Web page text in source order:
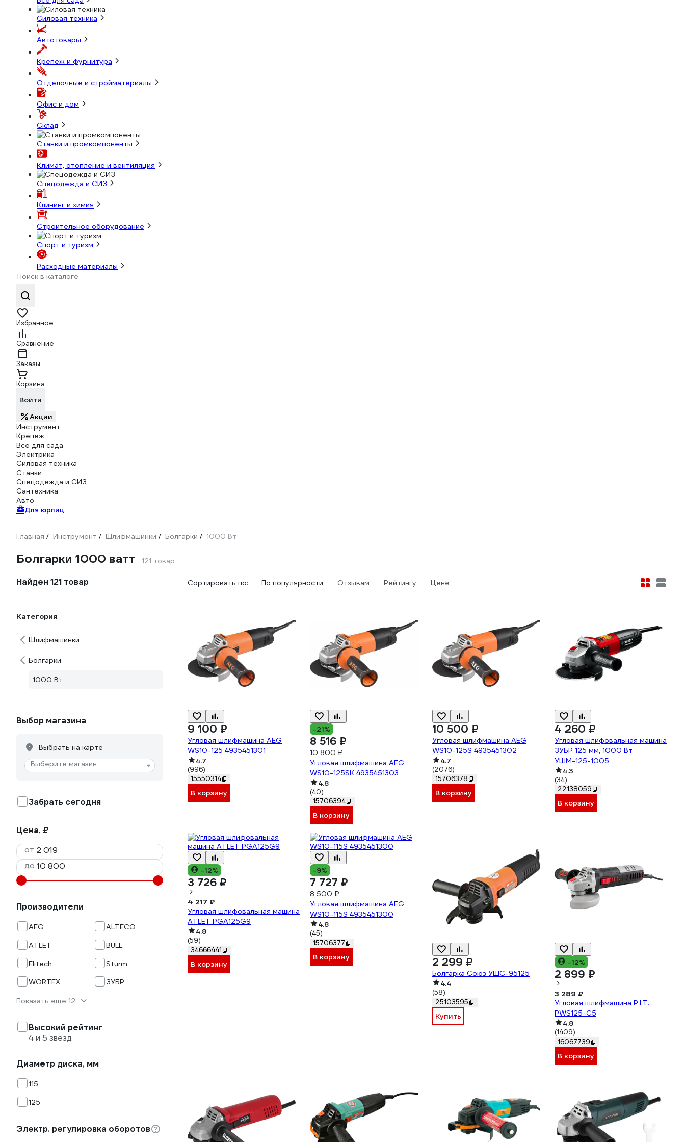
Силовая техника
Автотовары
Крепёж и фурнитура
Отделочные и стройматериалы
Офис и дом
Склад
Станки и промкомпоненты
Климат, отопление и вентиляция
Спецодежда и СИЗ
Клининг и химия
Строительное оборудование
Спорт и туризм
Расходные материалы
Избранное
Сравнение
Заказы
Корзина
Войти
Акции
Инструмент
Крепеж
Всё для сада
Электрика
Силовая техника
Станки
Спецодежда и СИЗ
Сантехника
Авто
Для юрлиц
Главная / Инструмент / Шлифмашинки / Болгарки / 1000 Вт
Болгарки 1000 ватт 121 товар
Найден 121 товар
Категория
Шлифмашинки
Болгарки
1000 Вт
Выбор магазина
Выбрать на карте
Выберите магазин
Забрать сегодня
Цена, ₽
от
до
Производители
AEG
ALTECO
ATLET
BULL
Elitech
Sturm
WORTEX
ЗУБР
Показать еще 12
Высокий рейтинг
4 и 5 звезд
Диаметр диска, мм
115
125
Электр. регулировка оборотов
Сортировать по: По популярности Отзывам Рейтингу Цене
9 100 ₽
Угловая шлифмашина AEG
WS10-125 4935451301
4.7
(996)
15550314
В корзину
-21%
8 516 ₽
10 800 ₽
Угловая шлифмашина AEG
WS10-125SK 4935451303
4.8
(40)
15706394
В корзину
10 500 ₽
Угловая шлифмашина AEG
WS10-125S 4935451302
4.7
(2076)
15706378
В корзину
4 260 ₽
Угловая шлифовальная машина
ЗУБР 125 мм, 1000 Вт
УШМ-125-1005
4.3
(34)
22138059
В корзину
-12%
3 726 ₽
4 217 ₽
Угловая шлифовальная машина
ATLET PGA125G9
4.8
(59)
34666441
В корзину
-9%
7 727 ₽
8 500 ₽
Угловая шлифмашина AEG
WS10-115S 4935451300
4.8
(45)
15706377
В корзину 2 299 ₽
Болгарка Союз УШС-95125
4.4
(58)
25103595
Купить
-12%
2 899 ₽
3 289 ₽
Угловая шлифмашина P.I.T.
PWS125-C5
4.8
(1409)
16067739
В корзину